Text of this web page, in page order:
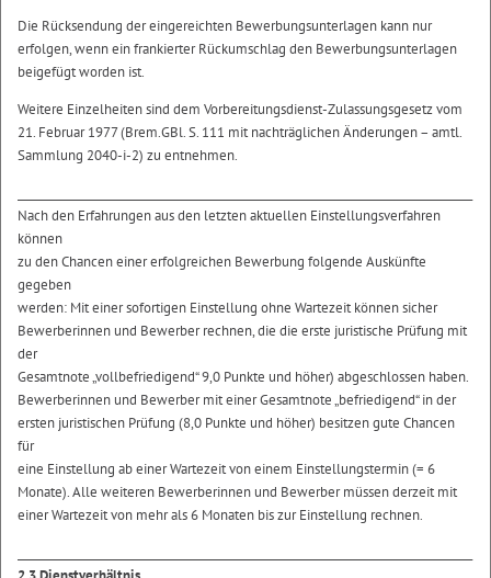
Die Rücksendung der eingereichten Bewerbungsunterlagen kann nur
erfolgen, wenn ein frankierter Rückumschlag den Bewerbungsunterlagen
beigefügt worden ist.
Weitere Einzelheiten sind dem Vorbereitungsdienst-Zulassungsgesetz vom
21. Februar 1977 (Brem.GBl. S. 111 mit nachträglichen Änderungen – amtl.
Sammlung 2040-i-2) zu entnehmen.
Nach den Erfahrungen aus den letzten aktuellen Einstellungsverfahren
können
zu den Chancen einer erfolgreichen Bewerbung folgende Auskünfte
gegeben
werden: Mit einer sofortigen Einstellung ohne Wartezeit können sicher
Bewerberinnen und Bewerber rechnen, die die erste juristische Prüfung mit
der
Gesamtnote „vollbefriedigend“ 9,0 Punkte und höher) abgeschlossen haben.
Bewerberinnen und Bewerber mit einer Gesamtnote „befriedigend“ in der
ersten juristischen Prüfung (8,0 Punkte und höher) besitzen gute Chancen
für
eine Einstellung ab einer Wartezeit von einem Einstellungstermin (= 6
Monate). Alle weiteren Bewerberinnen und Bewerber müssen derzeit mit
einer Wartezeit von mehr als 6 Monaten bis zur Einstellung rechnen.